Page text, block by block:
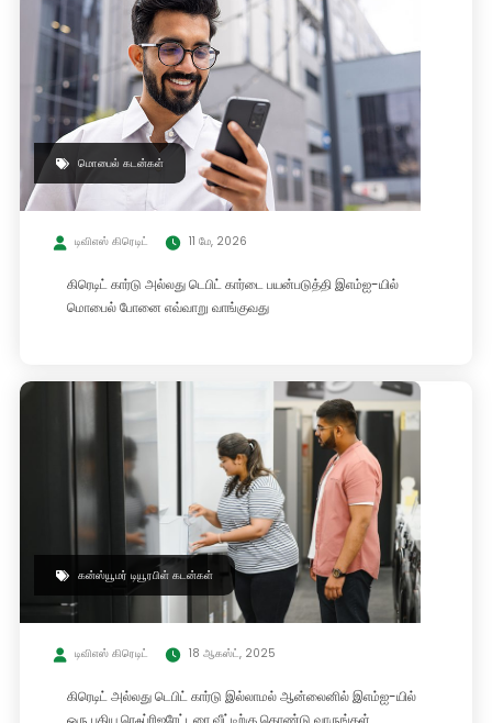
மொபைல் கடன்கள்
டிவிஎஸ் கிரெடிட் 11 மே, 2026
கிரெடிட் கார்டு அல்லது டெபிட் கார்டை பயன்படுத்தி இஎம்ஐ-யில்
மொபைல் போனை எவ்வாறு வாங்குவது
கன்ஸ்யூமர் டியூரபிள் கடன்கள்
டிவிஎஸ் கிரெடிட் 18 ஆகஸ்ட், 2025
கிரெடிட் அல்லது டெபிட் கார்டு இல்லாமல் ஆன்லைனில் இஎம்ஐ-யில்
ஒரு புதிய ரெஃப்ரிஜரேட்டரை வீட்டிற்கு கொண்டு வாருங்கள்